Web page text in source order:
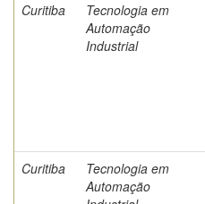
Curitiba
Tecnologia em
Automação
Industrial
Curitiba
Tecnologia em
Automação